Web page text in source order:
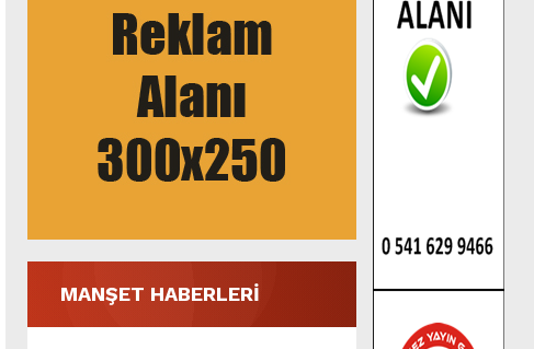
MANŞET HABERLERİ